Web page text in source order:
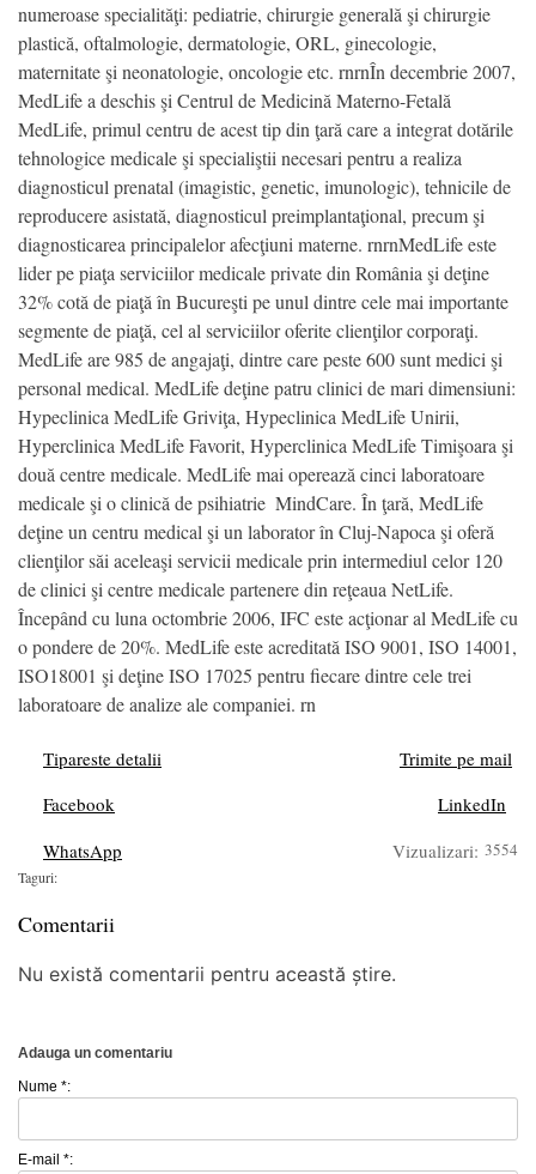
numeroase specialităţi: pediatrie, chirurgie generală şi chirurgie
plastică, oftalmologie, dermatologie, ORL, ginecologie,
maternitate şi neonatologie, oncologie etc. rnrnÎn decembrie 2007,
MedLife a deschis şi Centrul de Medicină Materno-Fetală
MedLife, primul centru de acest tip din ţară care a integrat dotările
tehnologice medicale şi specialiştii necesari pentru a realiza
diagnosticul prenatal (imagistic, genetic, imunologic), tehnicile de
reproducere asistată, diagnosticul preimplantaţional, precum şi
diagnosticarea principalelor afecţiuni materne. rnrnMedLife este
lider pe piaţa serviciilor medicale private din România şi deţine
32% cotă de piaţă în Bucureşti pe unul dintre cele mai importante
segmente de piaţă, cel al serviciilor oferite clienţilor corporaţi.
MedLife are 985 de angajaţi, dintre care peste 600 sunt medici şi
personal medical. MedLife deţine patru clinici de mari dimensiuni:
Hypeclinica MedLife Griviţa, Hypeclinica MedLife Unirii,
Hyperclinica MedLife Favorit, Hyperclinica MedLife Timişoara şi
două centre medicale. MedLife mai operează cinci laboratoare
medicale şi o clinică de psihiatrie  MindCare. În ţară, MedLife
deţine un centru medical şi un laborator în Cluj-Napoca şi oferă
clienţilor săi aceleaşi servicii medicale prin intermediul celor 120
de clinici şi centre medicale partenere din reţeaua NetLife.
Începând cu luna octombrie 2006, IFC este acţionar al MedLife cu
o pondere de 20%. MedLife este acreditată ISO 9001, ISO 14001,
ISO18001 şi deţine ISO 17025 pentru fiecare dintre cele trei
laboratoare de analize ale companiei. rn
Tipareste detalii
Trimite pe mail
Facebook
LinkedIn
WhatsApp
Vizualizari: 3554
Taguri:
Comentarii
Nu există comentarii pentru această știre.
Adauga un comentariu
Nume *:
E-mail *: